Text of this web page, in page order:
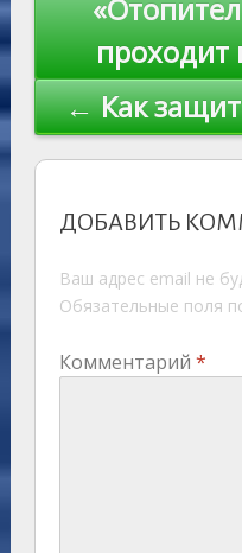
ni
ki
записям
проходит
← Как
ДОБАВИТЬ
Ваш адрес email не
Обязательные поля
Комментарий *